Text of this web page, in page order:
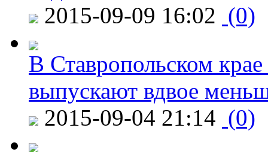
2015-09-09 16:02 (0)
В Ставропольском
выпускают вдвое
2015-09-04 21:14 (0)